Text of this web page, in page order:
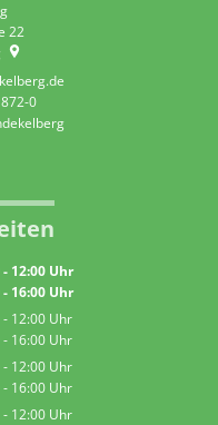
22
0
- 12:00Uhr
Von 08:30 bis 12:00 Uhr
- 16:00Uhr
Von 14:00 bis 16:00 Uhr
- 12:00 Uhr
Von 08:30 bis 12:00 Uhr
- 16:00 Uhr
Von 14:00 bis 16:00 Uhr
- 12:00 Uhr
Von 08:30 bis 12:00 Uhr
- 16:00 Uhr
Von 14:00 bis 16:00 Uhr
- 12:00 Uhr